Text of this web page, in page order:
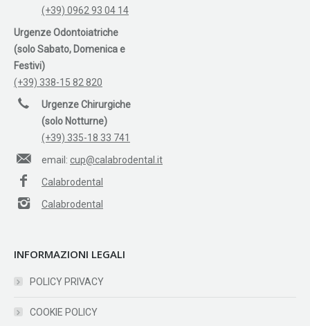
(+39) 0962 93 04 14
Urgenze Odontoiatriche
(solo Sabato, Domenica e
Festivi)
(+39) 338-15 82 820
Urgenze Chirurgiche
(solo Notturne)
(+39) 335-18 33 741
email: cup@calabrodental.it
Calabrodental
Calabrodental
INFORMAZIONI LEGALI
POLICY PRIVACY
COOKIE POLICY